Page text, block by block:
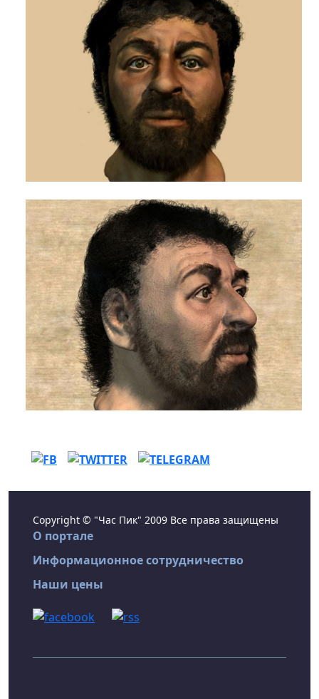
Copyright © "Час Пик" 2009 Все права защищены
О портале
Информационное сотрудничество
Наши цены